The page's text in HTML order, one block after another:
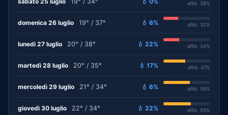
affid. 38%
domenica 26 luglio 19° / 37° 💧 6% affid. 32%
lunedì 27 luglio 20° / 38° 💧 22% affid. 34%
martedì 28 luglio 20° / 35° 💧 17% affid. 47%
mercoledì 29 luglio 21° / 34° 💧 6% affid. 56%
giovedì 30 luglio 22° / 34° 💧 22% affid. 59%